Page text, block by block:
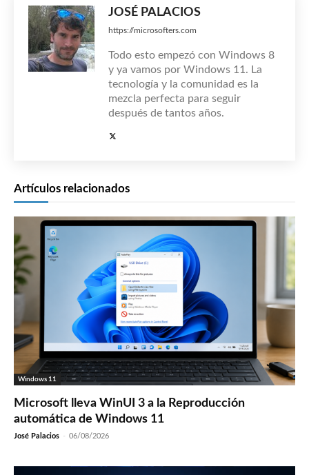
JOSÉ PALACIOS
https://microsofters.com
Todo esto empezó con Windows 8
y ya vamos por Windows 11. La
tecnología y la comunidad es la
mezcla perfecta para seguir
después de tantos años.
Artículos relacionados
Windows 11
Microsoft lleva WinUI 3 a la Reproducción
automática de Windows 11
José Palacios - 06/08/2026